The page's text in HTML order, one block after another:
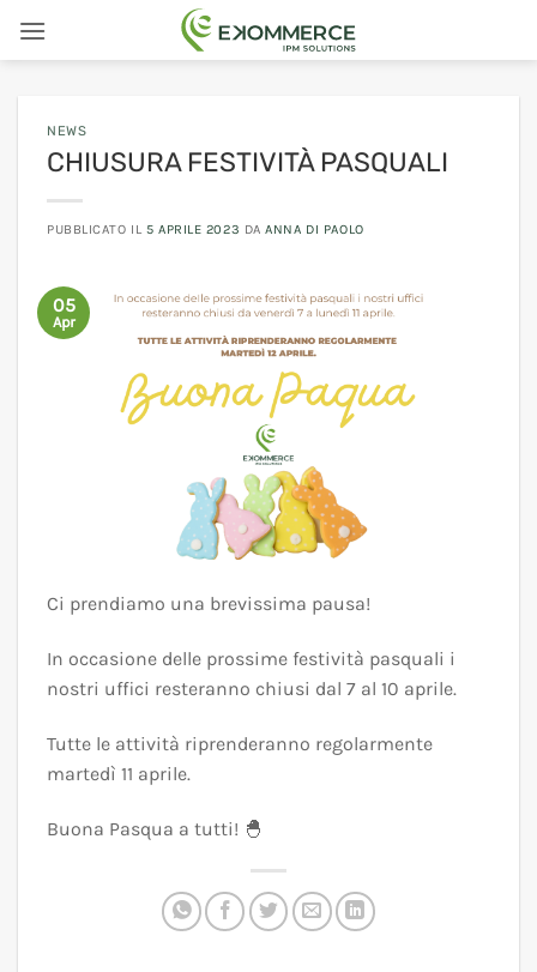
NEWS
CHIUSURA FESTIVITÀ PASQUALI
PUBBLICATO IL 5 APRILE 2023 DAANNA DI PAOLO
05
Apr
Ci prendiamo una brevissima pausa!
In occasione delle prossime festività pasquali i
nostri uffici resteranno chiusi dal 7 al 10 aprile.
Tutte le attività riprenderanno regolarmente
martedì 11 aprile.
Buona Pasqua a tutti! 🐣